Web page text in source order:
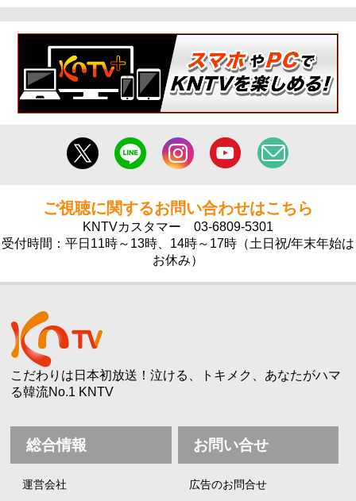
ご視聴に関するお問い合わせはこちら
KNTVカスタマー 03-6809-5301
受付時間：平日11時～13時、14時～17時（土日祝/年末年始は
お休み）
こだわりは日本初放送！泣ける、トキメク、あなたがハマ
る韓流No.1 KNTV
総合情報
運営会社
お問い合せ
広告のお問合せ